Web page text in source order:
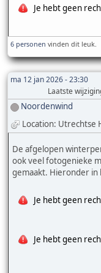
Je hebt geen
6 personen vinden dit leuk.
ma 12 jan 2026 - 23:30
Laatste
Noordenwind
Location: Utrechtse
De afgelopen
ook veel fotogenieke
gemaakt. Hieronder in
Je hebt geen
Je hebt geen